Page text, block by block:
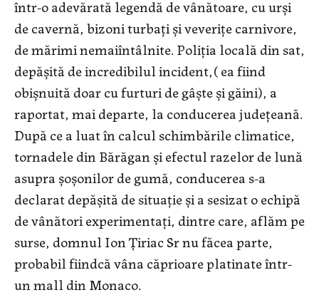
într-o adevărată legendă de vânătoare, cu urși
de cavernă, bizoni turbați și veverițe carnivore,
de mărimi nemaiîntâlnite. Poliția locală din sat,
depășită de incredibilul incident,( ea fiind
obișnuită doar cu furturi de gâște și găini), a
raportat, mai departe, la conducerea județeană.
După ce a luat în calcul schimbările climatice,
tornadele din Bărăgan şi efectul razelor de lună
asupra şoşonilor de gumă, conducerea s-a
declarat depăşită de situaţie şi a sesizat o echipă
de vânători experimentați, dintre care, aflăm pe
surse, domnul Ion Ţiriac Sr nu făcea parte,
probabil fiindcă vâna căprioare platinate într-
un mall din Monaco.